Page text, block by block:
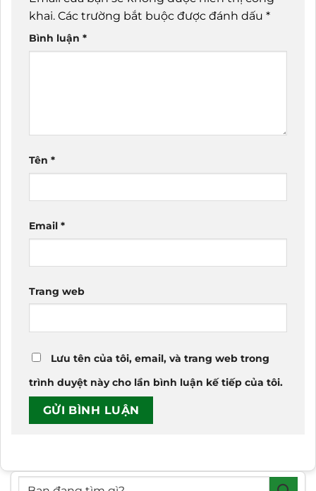
khai. Các trường bắt buộc được đánh dấu *
Bình luận *
Tên *
Email *
Trang web
Lưu tên của tôi, email, và trang web trong
trình duyệt này cho lần bình luận kế tiếp của tôi.